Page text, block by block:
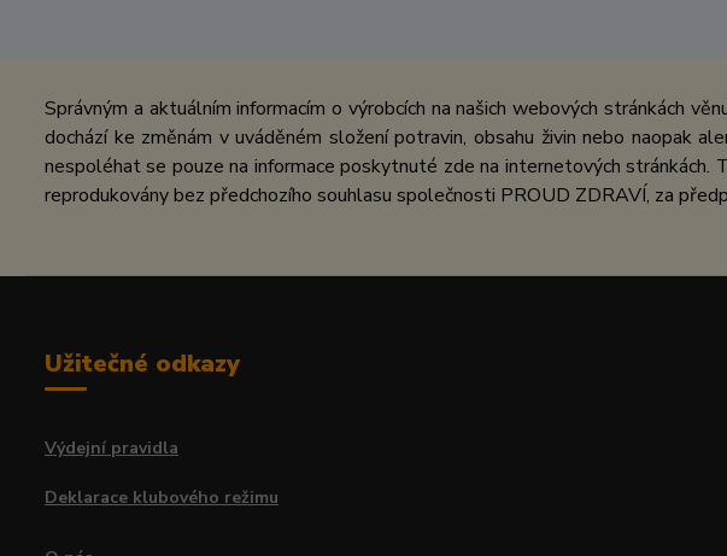
Správným a aktuálním informacím o výrobcích na našich webových stránkách
dochází ke změnám v uváděném složení potravin, obsahu živin nebo naopak
nespoléhat se pouze na informace poskytnuté zde na internetových
reprodukovány bez předchozího souhlasu společnosti PROUD ZDRAVÍ, za
Užitečné odkazy
Výdejní pravidla
Deklarace klubového režimu